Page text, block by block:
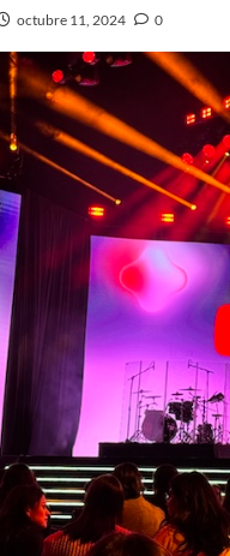
octubre 11, 2024 0